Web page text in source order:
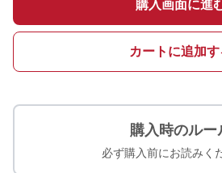
購入画面に進
カートに追加す
購入時のルー
必ず購入前にお読みく